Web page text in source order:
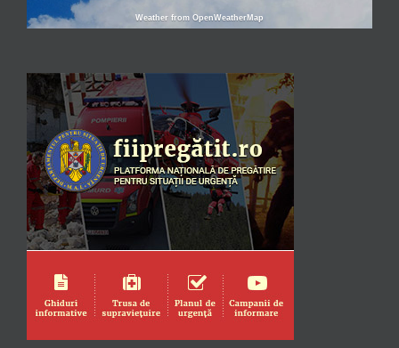
Weather from OpenWeatherMap